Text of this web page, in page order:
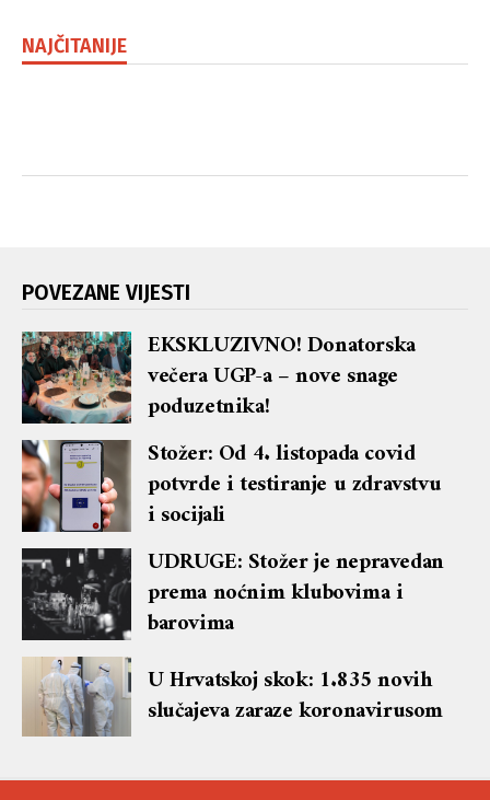
NAJČITANIJE
POVEZANE VIJESTI
EKSKLUZIVNO! Donatorska
večera UGP-a – nove snage
poduzetnika!
Stožer: Od 4. listopada covid
potvrde i testiranje u zdravstvu
i socijali
UDRUGE: Stožer je nepravedan
prema noćnim klubovima i
barovima
U Hrvatskoj skok: 1.835 novih
slučajeva zaraze koronavirusom